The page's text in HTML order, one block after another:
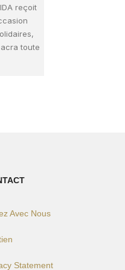
reçoit
toute
Avec Nous
Statement